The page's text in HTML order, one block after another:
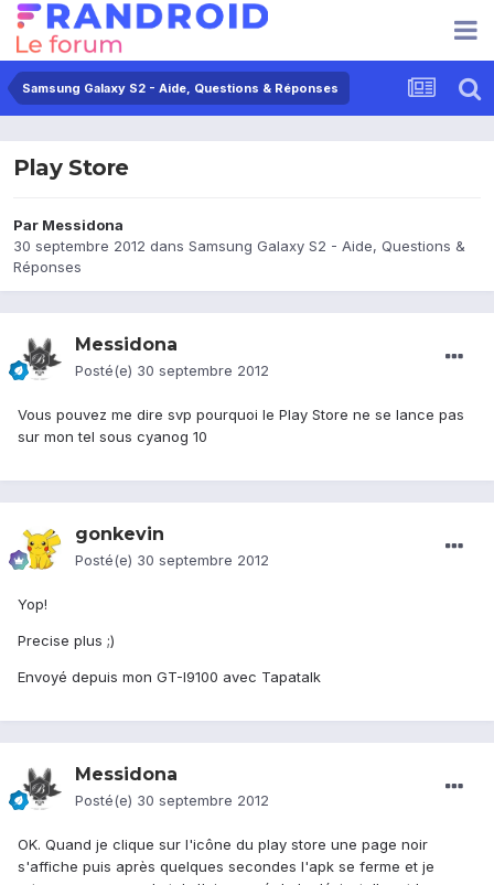
Samsung Galaxy S2 - Aide, Questions & Réponses
Play Store
Par Messidona
30 septembre 2012 dans Samsung Galaxy S2 - Aide, Questions &
Réponses
Messidona
Posté(e) 30 septembre 2012
Vous pouvez me dire svp pourquoi le Play Store ne se lance pas
sur mon tel sous cyanog 10
gonkevin
Posté(e) 30 septembre 2012
Yop!
Precise plus ;)
Envoyé depuis mon GT-I9100 avec Tapatalk
Messidona
Posté(e) 30 septembre 2012
OK. Quand je clique sur l'icône du play store une page noir
s'affiche puis après quelques secondes l'apk se ferme et je